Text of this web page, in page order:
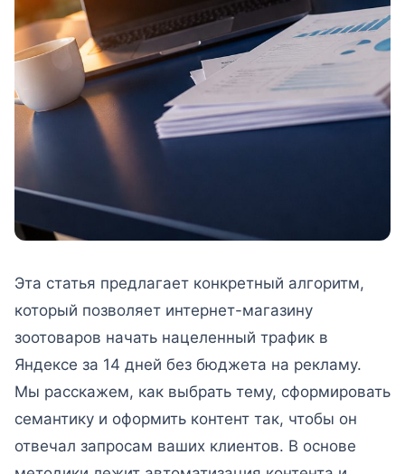
Эта статья предлагает конкретный алгоритм,
который позволяет интернет-магазину
зоотоваров начать нацеленный трафик в
Яндексе за 14 дней без бюджета на рекламу.
Мы расскажем, как выбрать тему, сформировать
семантику и оформить контент так, чтобы он
отвечал запросам ваших клиентов. В основе